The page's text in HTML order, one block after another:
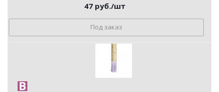
47руб./шт
Под заказ